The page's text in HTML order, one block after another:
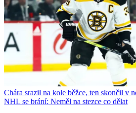
Chára srazil na kole běžce, ten skončil v
NHL se brání: Neměl na stezce co dělat